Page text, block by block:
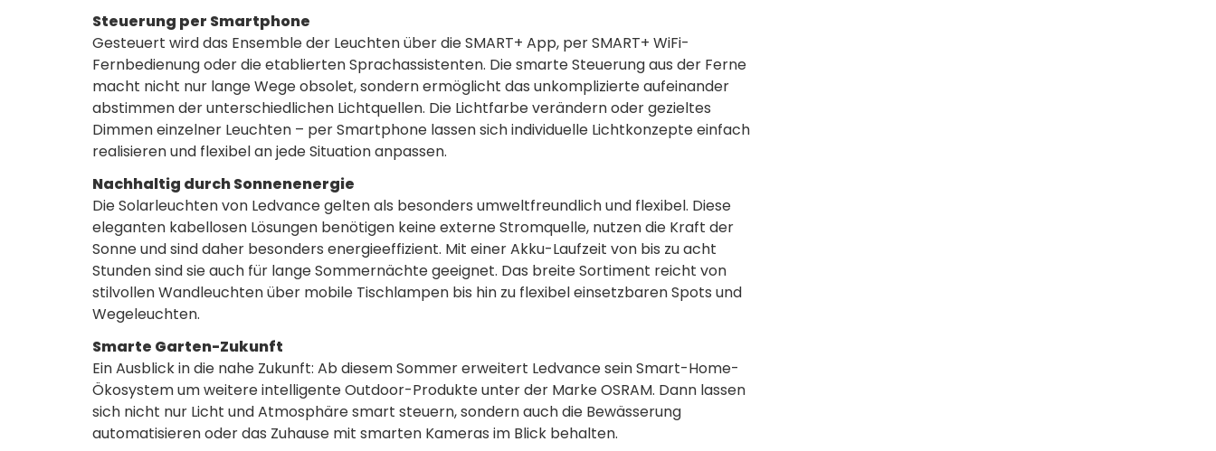
Steuerung per Smartphone
Gesteuert wird das Ensemble der Leuchten über die SMART+ App, per SMART+ WiFi-
Fernbedienung oder die etablierten Sprachassistenten. Die smarte Steuerung aus der Ferne
macht nicht nur lange Wege obsolet, sondern ermöglicht das unkomplizierte aufeinander
abstimmen der unterschiedlichen Lichtquellen. Die Lichtfarbe verändern oder gezieltes
Dimmen einzelner Leuchten – per Smartphone lassen sich individuelle Lichtkonzepte einfach
realisieren und flexibel an jede Situation anpassen.
Nachhaltig durch Sonnenenergie
Die Solarleuchten von Ledvance gelten als besonders umweltfreundlich und flexibel. Diese
eleganten kabellosen Lösungen benötigen keine externe Stromquelle, nutzen die Kraft der
Sonne und sind daher besonders energieeffizient. Mit einer Akku-Laufzeit von bis zu acht
Stunden sind sie auch für lange Sommernächte geeignet. Das breite Sortiment reicht von
stilvollen Wandleuchten über mobile Tischlampen bis hin zu flexibel einsetzbaren Spots und
Wegeleuchten.
Smarte Garten-Zukunft
Ein Ausblick in die nahe Zukunft: Ab diesem Sommer erweitert Ledvance sein Smart-Home-
Ökosystem um weitere intelligente Outdoor-Produkte unter der Marke OSRAM. Dann lassen
sich nicht nur Licht und Atmosphäre smart steuern, sondern auch die Bewässerung
automatisieren oder das Zuhause mit smarten Kameras im Blick behalten.